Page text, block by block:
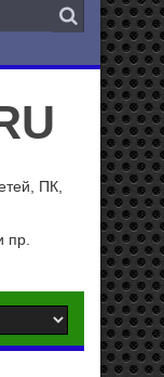
ПК,
пр.